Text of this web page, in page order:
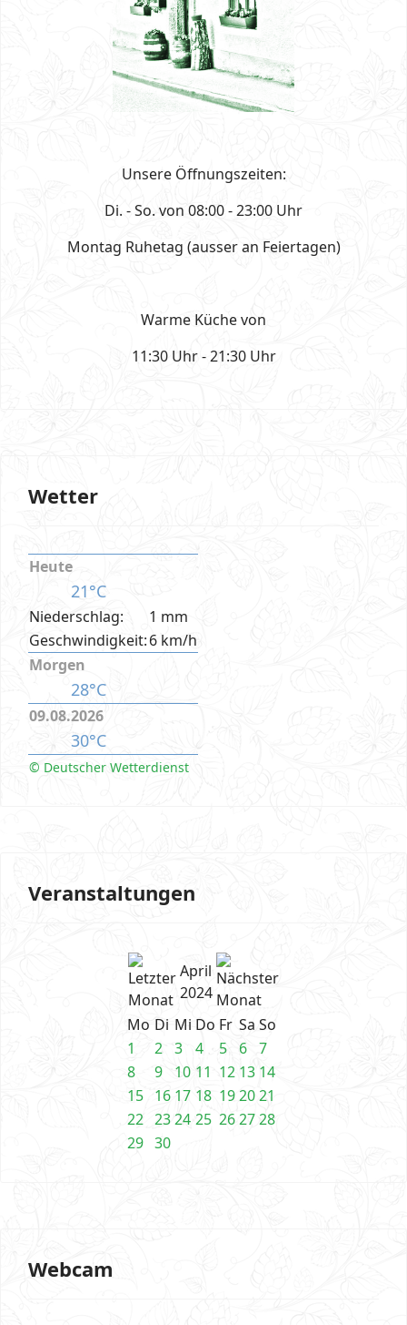
Unsere Öffnungszeiten:
Di. - So. von 08:00 - 23:00 Uhr
Montag Ruhetag (ausser an Feiertagen)
Warme Küche von
11:30 Uhr - 21:30 Uhr
Wetter
Heute
21°C
Niederschlag:
1 mm
Geschwindigkeit:6 km/h
Morgen
28°C
09.08.2026
30°C
© Deutscher Wetterdienst
Veranstaltungen
April
2024
Mo Di Mi Do Fr Sa So
1
2 3 4 5 6 7
8
9 10 11 12 13 14
15 16 17 18 192021
22 2324 25 262728
29 30
Webcam